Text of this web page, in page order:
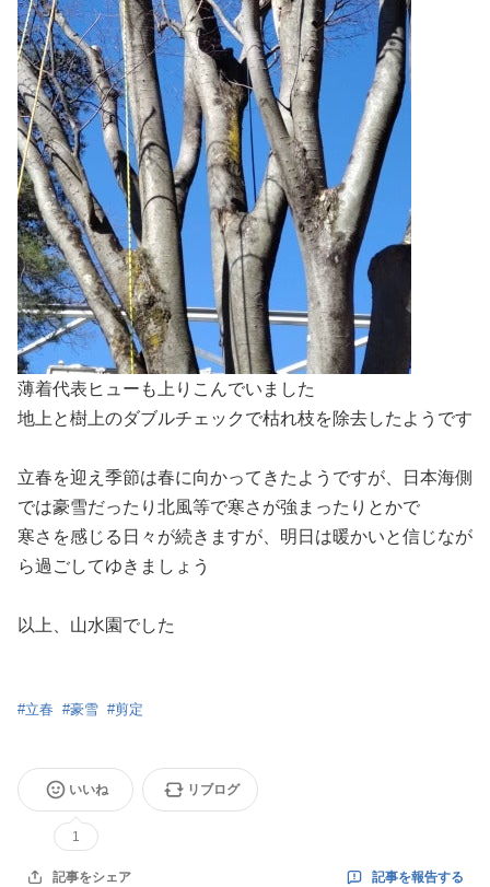
薄着代表ヒューも上りこんでいました
地上と樹上のダブルチェックで枯れ枝を除去したようです
立春を迎え季節は春に向かってきたようですが、日本海側
では豪雪だったり北風等で寒さが強まったりとかで
寒さを感じる日々が続きますが、明日は暖かいと信じなが
ら過ごしてゆきましょう
以上、山水園でした
#立春 #豪雪 #剪定
いいね
1
リブログ
記事をシェア 記事を報告する